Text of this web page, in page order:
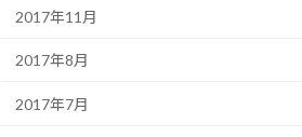
2017年11月
2017年8月
2017年7月